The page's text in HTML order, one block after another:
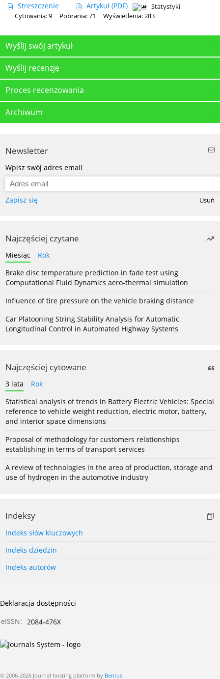
Streszczenie Artykuł (PDF)
Statystyki
Cytowania: 9
Pobrania: 71 Wyświetlenia: 283
Wyślij swój artykuł
Wyślij recenzję
Proces recenzowania
Archiwum
Newsletter
Wpisz swój adres email
Zapisz się Usuń
Najczęściej czytane
Miesiąc
Rok
Brake disc temperature prediction in fade test using
Computational Fluid Dynamics aero-thermal simulation
Influence of tire pressure on the vehicle braking distance
Car Platooning String Stability Analysis for Automatic
Longitudinal Control in Automated Highway Systems
Najczęściej cytowane
3 lata
Rok
Statistical analysis of trends in Battery Electric Vehicles: Special
reference to vehicle weight reduction, electric motor, battery,
and interior space dimensions
Proposal of methodology for customers relationships
establishing in terms of transport services
A review of technologies in the area of production, storage and
use of hydrogen in the automotive industry
Indeksy
Indeks słów kluczowych
Indeks dziedzin
Indeks autorów
Deklaracja dostępności
eISSN:
2084-476X
© 2006-2026 Journal hosting platform by Bentus